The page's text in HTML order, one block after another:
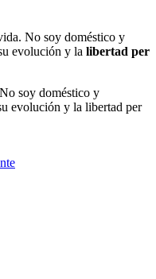
No soy doméstico y
evolución y la libertad per
soy doméstico y
evolución y la libertad per